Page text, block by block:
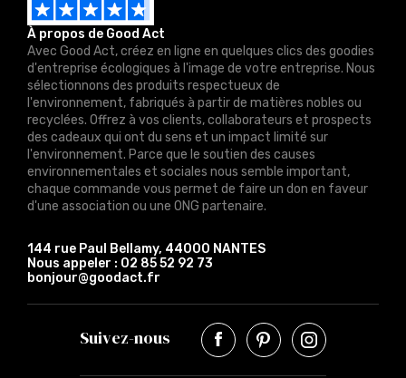
À propos de Good Act
Avec Good Act, créez en ligne en quelques clics des goodies
d'entreprise écologiques à l'image de votre entreprise. Nous
sélectionnons des produits respectueux de
l'environnement, fabriqués à partir de matières nobles ou
recyclées. Offrez à vos clients, collaborateurs et prospects
des cadeaux qui ont du sens et un impact limité sur
l'environnement. Parce que le soutien des causes
environnementales et sociales nous semble important,
chaque commande vous permet de faire un don en faveur
d'une association ou une ONG partenaire.
144 rue Paul Bellamy, 44000 NANTES
Nous appeler : 02 85 52 92 73
bonjour@goodact.fr
Suivez-nous